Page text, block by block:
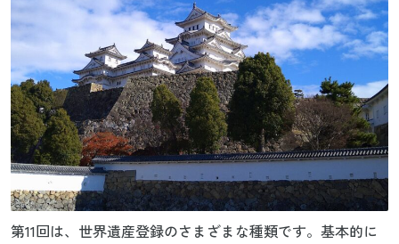
第11回は、世界遺産登録のさまざまな種類です。基本的に